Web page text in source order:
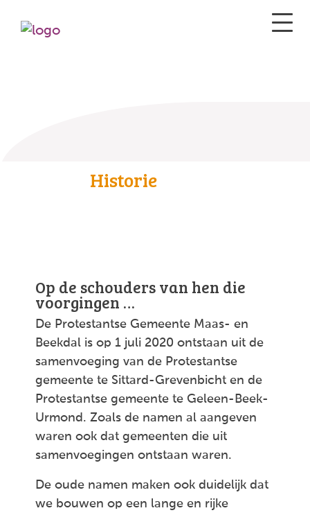
Historie
Op de schouders van hen die
voorgingen …
De Protestantse Gemeente Maas- en
Beekdal is op 1 juli 2020 ontstaan uit de
samenvoeging van de Protestantse
gemeente te Sittard-Grevenbicht en de
Protestantse gemeente te Geleen-Beek-
Urmond. Zoals de namen al aangeven
waren ook dat gemeenten die uit
samenvoegingen ontstaan waren.
De oude namen maken ook duidelijk dat
we bouwen op een lange en rijke